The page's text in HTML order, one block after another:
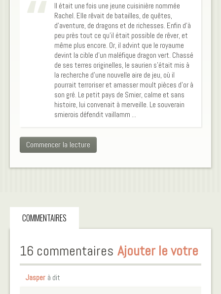
Il était une fois une jeune cuisinière nommée
Rachel. Elle rêvait de batailles, de quêtes,
d’aventure, de dragons et de richesses. Enfin d’à
peu près tout ce qu’il était possible de rêver, et
même plus encore. Or, il advint que le royaume
devint la cible d’un maléfique dragon vert. Chassé
de ses terres originelles, le saurien s’était mis à
la recherche d’une nouvelle aire de jeu, où il
pourrait terroriser et amasser moult pièces d’or à
son gré. Le petit pays de Smier, calme et sans
histoire, lui convenait à merveille. Le souverain
smierois défendit vaillamm ...
Commencer la lecture
COMMENTAIRES
16 commentaires Ajouter le votre
Jasper à dit